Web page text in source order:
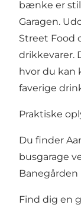
bænke er
Garagen.
Street Food
drikkevarer.
hvor du kan
faverige
Praktiske
Du finder
busgarage
Find dig en